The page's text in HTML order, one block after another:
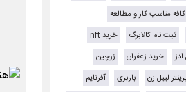
کافه مناسب کار و مطالعه
ثبت نام کالابرگ
خرید nft
خرید زعفران
زرچین
لیبل زن باربری
آفرتایم